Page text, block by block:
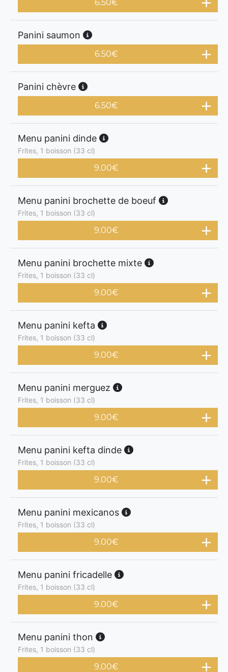
6.50€
Panini saumon
6.50€
Panini chèvre
6.50€
Menu panini dinde
Frites, 1 boisson (33 cl)
9.00€
Menu panini brochette de boeuf
Frites, 1 boisson (33 cl)
9.00€
Menu panini brochette mixte
Frites, 1 boisson (33 cl)
9.00€
Menu panini kefta
Frites, 1 boisson (33 cl)
9.00€
Menu panini merguez
Frites, 1 boisson (33 cl)
9.00€
Menu panini kefta dinde
Frites, 1 boisson (33 cl)
9.00€
Menu panini mexicanos
Frites, 1 boisson (33 cl)
9.00€
Menu panini fricadelle
Frites, 1 boisson (33 cl)
9.00€
Menu panini thon
Frites, 1 boisson (33 cl)
9.00€